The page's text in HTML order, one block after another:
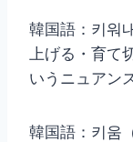
韓国語：키워
上げる・育て
いうニュアン
韓国語：키움